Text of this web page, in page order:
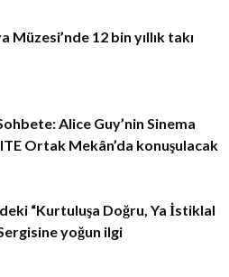
Müzesi’nde 12 bin yıllık takı
Alice Guy’nin Sinema
Ortak Mekân’da konuşulacak
“Kurtuluşa Doğru, Ya İstiklal
yoğun ilgi